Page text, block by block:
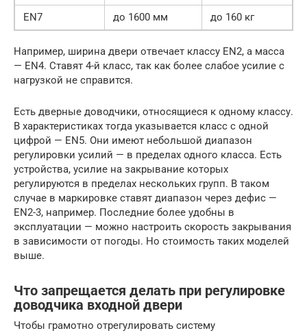
EN7
до 1600 мм до 160 кг
Например, ширина двери отвечает классу EN2, а масса
— EN4. Ставят 4-й класс, так как более слабое усилие с
нагрузкой не справится.
Есть дверные доводчики, относящиеся к одному классу.
В характеристиках тогда указывается класс с одной
цифрой — EN5. Они имеют небольшой диапазон
регулировки усилий — в пределах одного класса. Есть
устройства, усилие на закрывание которых
регулируются в пределах нескольких групп. В таком
случае в маркировке ставят диапазон через дефис —
EN2-3, например. Последние более удобны в
эксплуатации — можно настроить скорость закрывания
в зависимости от погоды. Но стоимость таких моделей
выше.
Что запрещается делать при регулировке
доводчика входной двери
Чтобы грамотно отрегулировать систему